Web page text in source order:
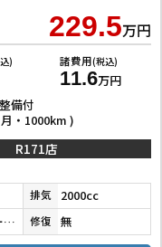
229.5万円
) 諸費用(税込)
11.6万円
備付
・1000km )
R171店
排気 2000cc
ホワイトパールクリスタルシャイン 修復 無